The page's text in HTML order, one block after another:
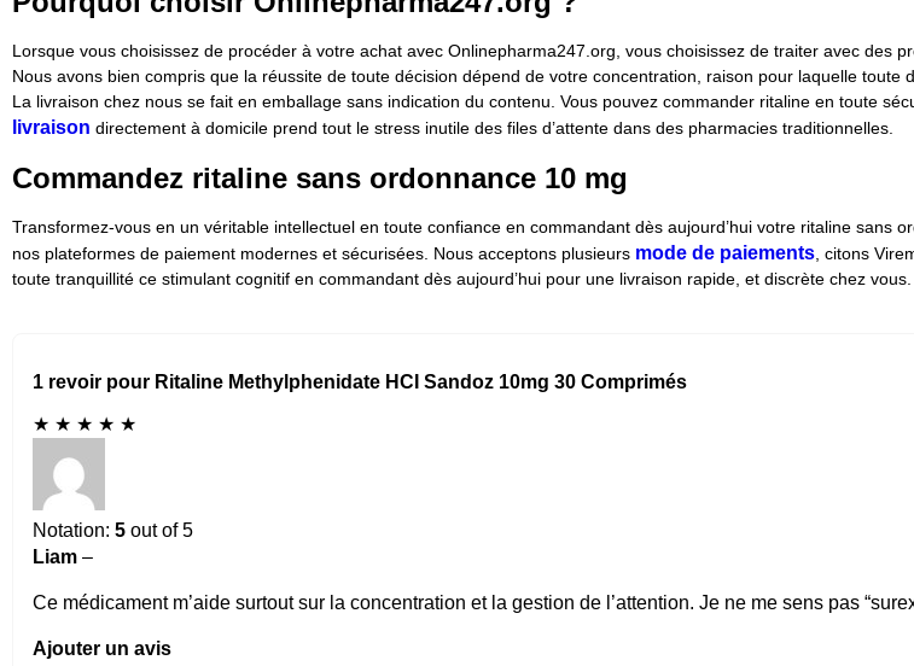
Lorsque vous choisissez de procéder à votre achat avec Onlinepharma247.org, vous choisissez de traiter avec des
Nous avons bien compris que la réussite de toute décision dépend de votre concentration, raison pour laquelle
La livraison chez nous se fait en emballage sans indication du contenu. Vous pouvez commander ritaline en toute
livraison directement à domicile prend tout le stress inutile des files d’attente dans des pharmacies traditionnelles.
Commandez ritaline sans ordonnance 10 mg
Transformez-vous en un véritable intellectuel en toute confiance en commandant dès aujourd’hui votre ritaline
nos plateformes de paiement modernes et sécurisées. Nous acceptons plusieurs mode de paiements , citons
toute tranquillité ce stimulant cognitif en commandant dès aujourd’hui pour une livraison rapide, et discrète chez vous.
1 revoir pour Ritaline Methylphenidate HCI Sandoz 10mg 30 Comprimés
★ ★ ★ ★ ★
Notation: 5 out of 5
Liam –
Ce médicament m’aide surtout sur la concentration et la gestion de l’attention. Je ne me sens pas
Ajouter un avis